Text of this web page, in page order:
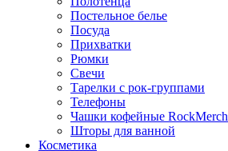
Постельное белье
Посуда
Прихватки
Рюмки
Свечи
Тарелки с рок-группами
Телефоны
Чашки кофейные RockMerch
Шторы для ванной
Косметика